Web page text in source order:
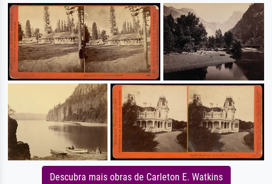
Descubra mais obras de Carleton E. Watkins